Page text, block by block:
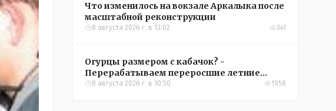
Что изменилось на вокзале Аркалыка после
масштабной реконструкции
8 августа 2026 г. в 13:02 341
Огурцы размером с кабачок? -
Перерабатываем переросшие летние
овощи, чтобы вкусно съесть зимой
8 августа 2026 г. в 10:50 1958